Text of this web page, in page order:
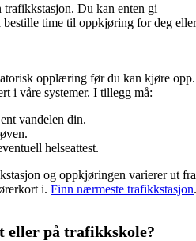
Du kan enten gi
time til oppkjøring for deg eller
opplæring før du kan kjøre opp.
i våre systemer. I tillegg må:
vandelen din.
helseattest.
og oppkjøringen varierer ut fra
i. Finn nærmeste trafikkstasjon.
eller på trafikkskole?